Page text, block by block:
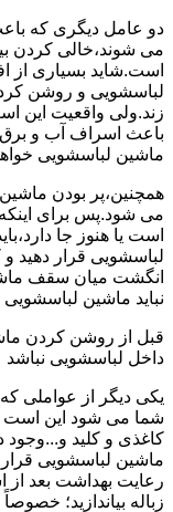
دو عامل دیگری که
می شوند،خالی کردن
است.شاید بسیاری از
لباسشویی و روشن
زند.ولی واقعیت این
باعث اسراف آب و
ماشین لباسشویی
همچنین،پر بودن
می شود.پس برای
است یا هنوز جا
انگشت میان سقف
نباید ماشین لباسشویی
قبل از روشن کردن
داخل لباسشویی نباشد
یکی دیگر از عواملی
شما می شود این است
کاغذی و کلید و...وجود
ماشین لباسشویی قرار
رعایت بهداشت بعد از
زباله بیاندازید؛